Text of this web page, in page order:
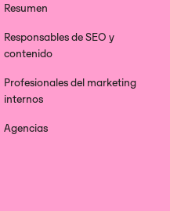
Resumen
Responsables de SEO y
contenido
Profesionales del marketing
internos
Agencias